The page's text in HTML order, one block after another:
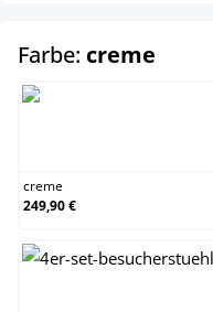
Farbe: creme
creme
249,90 €